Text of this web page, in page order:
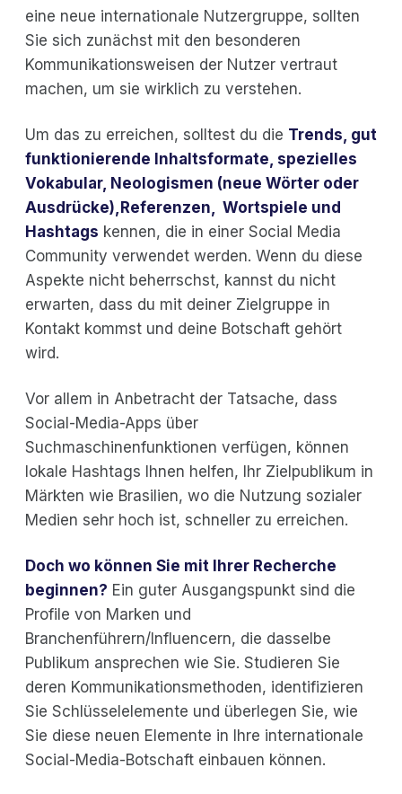
eine neue internationale Nutzergruppe, sollten
Sie sich zunächst mit den besonderen
Kommunikationsweisen der Nutzer vertraut
machen, um sie wirklich zu verstehen.
Um das zu erreichen, solltest du die Trends, gut
funktionierende Inhaltsformate, spezielles
Vokabular, Neologismen (neue Wörter oder
Ausdrücke), Referenzen, Wortspiele und
Hashtags kennen, die in einer Social Media
Community verwendet werden. Wenn du diese
Aspekte nicht beherrschst, kannst du nicht
erwarten, dass du mit deiner Zielgruppe in
Kontakt kommst und deine Botschaft gehört
wird.
Vor allem in Anbetracht der Tatsache, dass
Social-Media-Apps über
Suchmaschinenfunktionen verfügen, können
lokale Hashtags Ihnen helfen, Ihr Zielpublikum in
Märkten wie Brasilien, wo die Nutzung sozialer
Medien sehr hoch ist, schneller zu erreichen.
Doch wo können Sie mit Ihrer Recherche
beginnen? Ein guter Ausgangspunkt sind die
Profile von Marken und
Branchenführern/Influencern, die dasselbe
Publikum ansprechen wie Sie. Studieren Sie
deren Kommunikationsmethoden, identifizieren
Sie Schlüsselelemente und überlegen Sie, wie
Sie diese neuen Elemente in Ihre internationale
Social-Media-Botschaft einbauen können.